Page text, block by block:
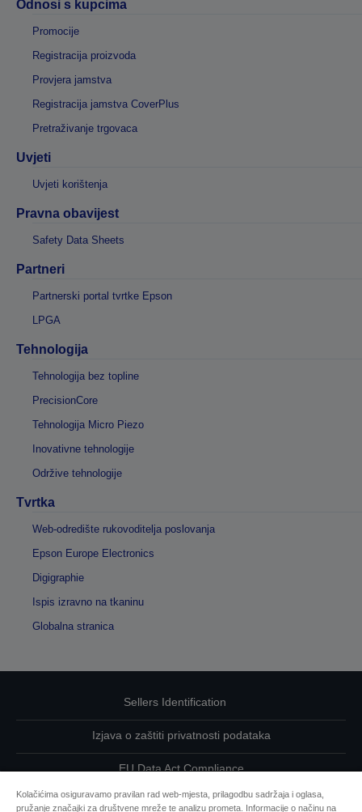
Odnosi s kupcima
Promocije
Registracija proizvoda
Provjera jamstva
Registracija jamstva CoverPlus
Pretraživanje trgovaca
Uvjeti
Uvjeti korištenja
Pravna obavijest
Safety Data Sheets
Partneri
Partnerski portal tvrtke Epson
LPGA
Tehnologija
Tehnologija bez topline
PrecisionCore
Tehnologija Micro Piezo
Inovativne tehnologije
Održive tehnologije
Tvrtka
Web-odredište rukovoditelja poslovanja
Epson Europe Electronics
Digigraphie
Ispis izravno na tkaninu
Globalna stranica
Sellers Identification
Izjava o zaštiti privatnosti podataka
EU Data Act Compliance
Kontaktirajte nas u vezi svojih podataka
Kolačićima osiguravamo pravilan rad web-mjesta, prilagodbu sadržaja i oglasa,
pružanje značajki za društvene mreže te analizu prometa. Informacije o načinu na